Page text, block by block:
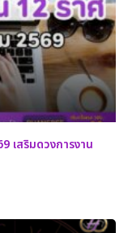
เสริมดวงการงาน